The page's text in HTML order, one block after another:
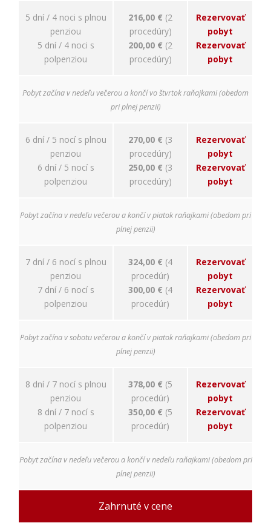
5 dní / 4 noci s plnou
penziou
5 dní / 4 noci s
polpenziou
216,00 € (2
procedúry)
200,00 € (2
procedúry)
Rezervovať
pobyt
Rezervovať
pobyt
Pobyt začína v nedeľu večerou a končí vo štvrtok raňajkami (obedom
pri plnej penzii)
6 dní / 5 nocí s plnou
penziou
6 dní / 5 nocí s
polpenziou
270,00 € (3
procedúry)
250,00 € (3
procedúry)
Rezervovať
pobyt
Rezervovať
pobyt
Pobyt začína v nedeľu večerou a končí v piatok raňajkami (obedom pri
plnej penzii)
7 dní / 6 nocí s plnou
penziou
7 dní / 6 nocí s
polpenziou
324,00 € (4
procedúr)
300,00 € (4
procedúr)
Rezervovať
pobyt
Rezervovať
pobyt
Pobyt začína v sobotu večerou a končí v piatok raňajkami (obedom pri
plnej penzii)
8 dní / 7 nocí s plnou
penziou
8 dní / 7 nocí s
polpenziou
378,00 € (5
procedúr)
350,00 € (5
procedúr)
Rezervovať
pobyt
Rezervovať
pobyt
Pobyt začína v nedeľu večerou a končí v nedeľu raňajkami (obedom pri
plnej penzii)
Zahrnuté v cene
reklamy a meranie
reklamných
kampaní. Tieto
cookies môžu byť
Google. Účel:
základ: súhlas
návštevníka